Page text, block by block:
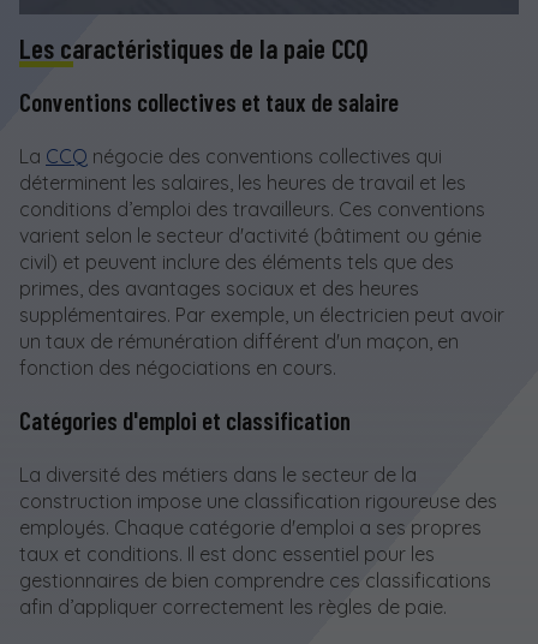
Les caractéristiques de la paie CCQ
Conventions collectives et taux de salaire
La CCQ négocie des conventions collectives qui
déterminent les salaires, les heures de travail et les
conditions d’emploi des travailleurs. Ces conventions
varient selon le secteur d'activité (bâtiment ou génie
civil) et peuvent inclure des éléments tels que des
primes, des avantages sociaux et des heures
supplémentaires. Par exemple, un électricien peut avoir
un taux de rémunération différent d'un maçon, en
fonction des négociations en cours.
Catégories d'emploi et classification
La diversité des métiers dans le secteur de la
construction impose une classification rigoureuse des
employés. Chaque catégorie d'emploi a ses propres
taux et conditions. Il est donc essentiel pour les
gestionnaires de bien comprendre ces classifications
afin d’appliquer correctement les règles de paie.